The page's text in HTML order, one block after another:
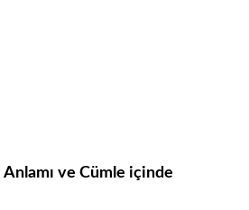
Anlamı ve Cümle içinde